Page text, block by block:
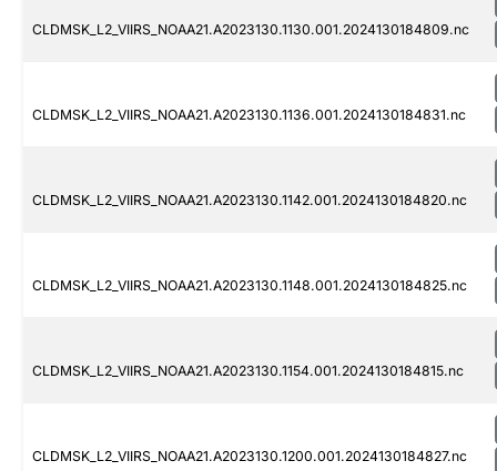
CLDMSK_L2_VIIRS_NOAA21.A2023130.1130.001.2024130184809.nc
CLDMSK_L2_VIIRS_NOAA21.A2023130.1136.001.2024130184831.nc
CLDMSK_L2_VIIRS_NOAA21.A2023130.1142.001.2024130184820.nc
CLDMSK_L2_VIIRS_NOAA21.A2023130.1148.001.2024130184825.nc
CLDMSK_L2_VIIRS_NOAA21.A2023130.1154.001.2024130184815.nc
CLDMSK_L2_VIIRS_NOAA21.A2023130.1200.001.2024130184827.nc